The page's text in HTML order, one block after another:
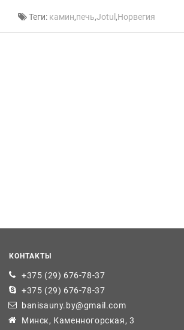
Теги: камин,печь,Jotul ,Норвегия
КОНТАКТЫ
+375 (29) 676-78-37
+375 (29) 676-78-37
banisauny.by@gmail.com
Минск, Каменногорская, 3